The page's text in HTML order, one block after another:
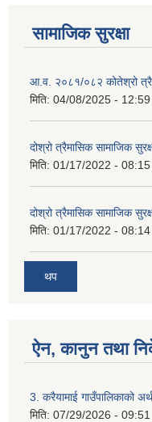
सामाजिक सुरक्षा
आ.व. २०८१/०८२ कोतेश्रो
मिति: 04/08/2025 - 12:59
दोश्रो त्रैमासिक सामाजिक
मिति: 01/17/2022 - 08:15
दोश्रो त्रैमासिक सामाजिक
मिति: 01/17/2022 - 08:14
थप
ऐन, कानुन तथा
3. करैयामाई गाउँपालिकाको
मिति: 07/29/2026 - 09:51